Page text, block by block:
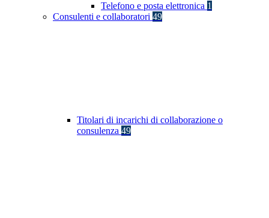
Telefono e posta elettronica 1
Consulenti e collaboratori 49
Titolari di incarichi di collaborazione o
consulenza 49